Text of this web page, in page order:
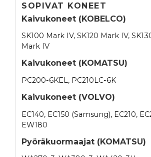
SOPIVAT KONEET
Kaivukoneet (KOBELCO)
SK100 Mark IV, SK120 Mark IV,
Mark IV
Kaivukoneet (KOMATSU)
PC200-6KEL, PC210LC-6K
Kaivukoneet (VOLVO)
EC140, EC150 (Samsung), EC210,
EW180
Pyöräkuormaajat (KOMATSU)